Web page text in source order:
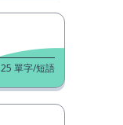
25 單字/短語